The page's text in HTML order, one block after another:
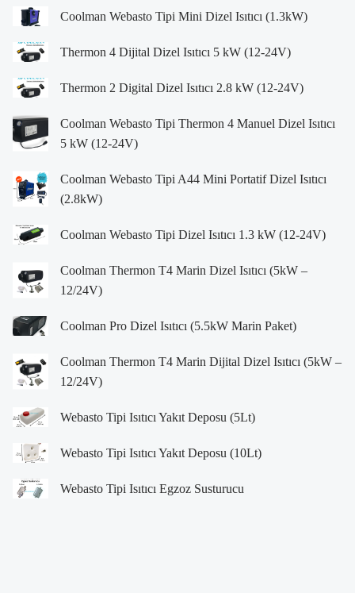
Coolman Webasto Tipi Mini Dizel Isıtıcı (1.3kW)
Thermon 4 Dijital Dizel Isıtıcı 5 kW (12-24V)
Thermon 2 Digital Dizel Isıtıcı 2.8 kW (12-24V)
Coolman Webasto Tipi Thermon 4 Manuel Dizel Isıtıcı
5 kW (12-24V)
Coolman Webasto Tipi A44 Mini Portatif Dizel Isıtıcı
(2.8kW)
Coolman Webasto Tipi Dizel Isıtıcı 1.3 kW (12-24V)
Coolman Thermon T4 Marin Dizel Isıtıcı (5kW –
12/24V)
Coolman Pro Dizel Isıtıcı (5.5kW Marin Paket)
Coolman Thermon T4 Marin Dijital Dizel Isıtıcı (5kW –
12/24V)
Webasto Tipi Isıtıcı Yakıt Deposu (5Lt)
Webasto Tipi Isıtıcı Yakıt Deposu (10Lt)
Webasto Tipi Isıtıcı Egzoz Susturucu